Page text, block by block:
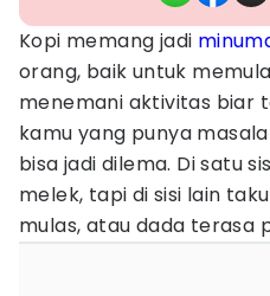
Kopi memang jadi
orang, baik untuk
menemani aktivitas biar
kamu yang punya
bisa jadi dilema. Di satu
melek, tapi di sisi lain
mulas, atau dada terasa